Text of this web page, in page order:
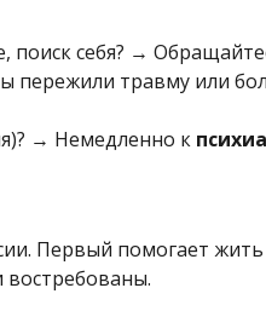
поиск себя? →
пережили травму или
→ Немедленно к
Первый помогает
востребованы.